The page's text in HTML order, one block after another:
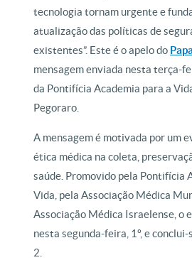
tecnologia tornam urgente e
atualização das políticas de
existentes”. Este é o apelo do
mensagem enviada nesta terça-
da Pontifícia Academia para a
Pegoraro.
A mensagem é motivada por um
ética médica na coleta,
saúde. Promovido pela Pontifícia
Vida, pela Associação Médica
Associação Médica Israelense, o
nesta segunda-feira, 1º, e
2.